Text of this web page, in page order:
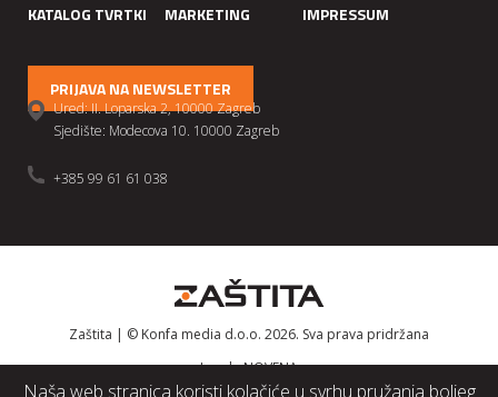
Naša web stranica koristi kolačiće u svrhu pružanja boljeg
KATALOG TVRTKI
MARKETING IMPRESSUM
PRIJAVA NA NEWSLETTER
Ured: II. Loparska 2, 10000 Zagreb
Sjedište: Modecova 10. 10000 Zagreb
+385 99 61 61 038
Zaštita | © Konfa media d.o.o. 2026. Sva prava pridržana
IzradaNOVENA